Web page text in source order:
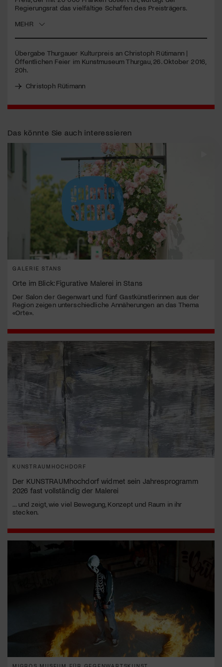
Regierungsrat das vielfältige Schaffen des Preisträgers.
MEHR
Übergabe Thurgauer Kulturpreis an Christoph Rütimann |
Öffentlichen Feier im Kunstmuseum Thurgau, 26. Oktober 2016,
20h.
Christoph Rütimann
Das könnte Sie auch interessieren
GALERIE STANS
Orte im Blick: Figurative Malerei in Stans
Der Salon der Gegenwart und fünf Gastkünstlerinnen aus der
Region zeigen unterschiedliche Annäherungen an das Thema
«Orte».
KUNSTRAUMHOCHDORF
Der KUNSTRAUMhochdorf widmet sein Jahresprogramm
2026 fast vollständig der Malerei
... und zeigt, wie viel Bewegung, Konzept und Raum in ihr
stecken.
Jetzt Mitglied werden